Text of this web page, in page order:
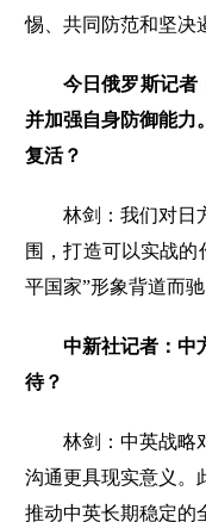
惕、共同防范和坚决
今日俄罗斯记者
并加强自身防御能力
复活？
林剑：我们对日
围，打造可以实战
平国家”形象背道而
中新社记者：中
待？
林剑：中英战略
沟通更具现实意义。
推动中英长期稳定的